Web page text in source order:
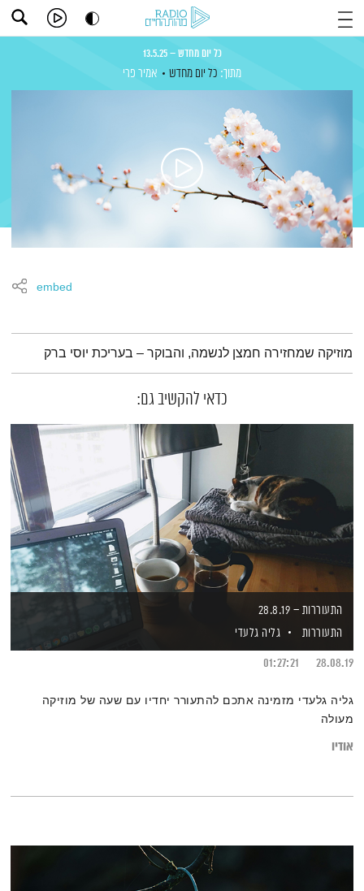
כל יום מחדש – 13.5.25
מתוך: כל יום מחדש אמיר פרי
embed
תמצית הפודקאסט
מוזיקה שמחזירה חמצן לנשמה, והבוקר – בעריכת יוסי ברק
כדאי להקשיב גם:
התעוררות – 28.8.19
התעוררות
גליה גלעדי
28.08.19
01:27:21
גליה גלעדי מזמינה אתכם להתעורר יחדיו עם שעה של מוזיקה
מעולה
אודיו